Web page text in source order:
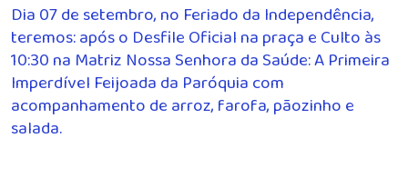
Dia 07 de setembro, no Feriado da Independência,
teremos: após o Desfile Oficial na praça e Culto às
10:30 na Matriz Nossa Senhora da Saúde: A Primeira
Imperdível Feijoada da Paróquia com
acompanhamento de arroz, farofa, pãozinho e
salada.